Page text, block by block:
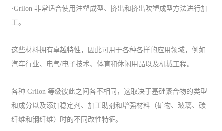
·Grilon 非常适合使用注塑成型、挤出和挤出吹塑成型方法进行加
工。
这些材料拥有卓越特性，因此可用于各种各样的应用领域，例如
汽车行业、电气/电子技术、体育和休闲用品以及机械工程。
各种 Grilon 等级彼此之间各不相同，这取决于基础聚合物的类型
和成分以及添加稳定剂、加工助剂和增强材料（矿物、玻璃、碳
纤维和钢纤维）时的不同改性特征。